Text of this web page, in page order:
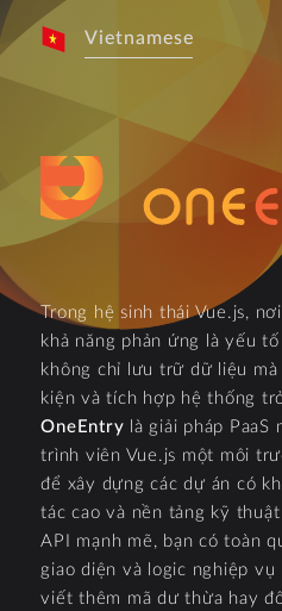
Vietnamese
Trong hệ sinh thái Vue.js,
khả năng phản ứng là yếu
không chỉ lưu trữ dữ liệu
kiện và tích hợp hệ thống
OneEntry là giải pháp PaaS
trình viên Vue.js một môi
để xây dựng các dự án có
tác cao và nền tảng kỹ
API mạnh mẽ, bạn có toàn
giao diện và logic nghiệp vụ
viết thêm mã dư thừa hay